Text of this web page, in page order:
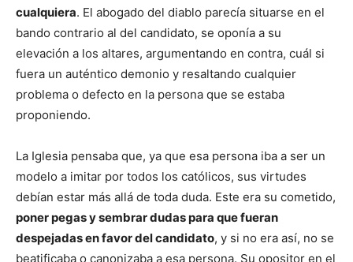
cualquiera. El abogado del diablo parecía situarse en el
bando contrario al del candidato, se oponía a su
elevación a los altares, argumentando en contra, cuál si
fuera un auténtico demonio y resaltando cualquier
problema o defecto en la persona que se estaba
proponiendo.
La Iglesia pensaba que, ya que esa persona iba a ser un
modelo a imitar por todos los católicos, sus virtudes
debían estar más allá de toda duda. Este era su cometido,
poner pegas y sembrar dudas para que fueran
despejadas en favor del candidato, y si no era así, no se
beatificaba o canonizaba a esa persona. Su opositor en el